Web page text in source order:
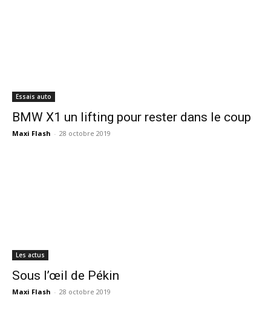
Essais auto
BMW X1 un lifting pour rester dans le coup
Maxi Flash - 28 octobre 2019
Les actus
Sous l’œil de Pékin
Maxi Flash - 28 octobre 2019